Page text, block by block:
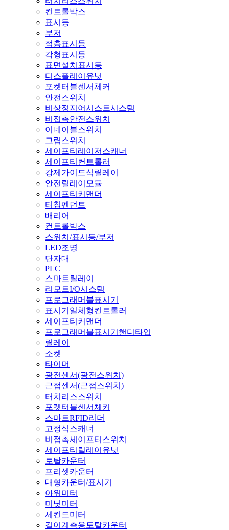
컨트롤박스
표시등
부저
적층표시등
각형표시등
표면설치표시등
디스플레이유닛
포켓터블센서체커
안전스위치
비상정지어시스트시스템
비접촉안전스위치
이네이블스위치
그립스위치
세이프티레이저스캐너
세이프티컨트롤러
강제가이드식릴레이
안전릴레이모듈
세이프티커맨더
티칭펜던트
배리어
컨트롤박스
스위치/표시등/부저
LED조명
단자대
PLC
스마트릴레이
리모트I/O시스템
프로그래머블표시기
표시기일체형컨트롤러
세이프티커맨더
프로그래머블표시기핸디타입
릴레이
소켓
타이머
광전센서(광전스위치)
근접센서(근접스위치)
터치리스스위치
포켓터블센서체커
스마트RFID리더
고정식스캐너
비접촉세이프티스위치
세이프티릴레이유닛
토탈카운터
프리셋카운터
대형카운터/표시기
아워미터
미닛미터
세컨드미터
길이계측용토탈카운터